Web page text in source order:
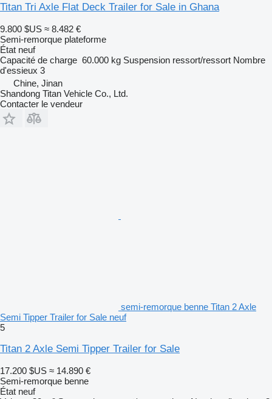
Titan Tri Axle Flat Deck Trailer for Sale in Ghana
9.800 $US ≈ 8.482 €
Semi-remorque plateforme
État neuf
Capacité de charge 60.000 kg Suspension ressort/ressort Nombre
d'essieux 3
Chine, Jinan
Shandong Titan Vehicle Co., Ltd.
Contacter le vendeur
semi-remorque benne Titan 2 Axle
Semi Tipper Trailer for Sale neuf
5
Titan 2 Axle Semi Tipper Trailer for Sale
17.200 $US ≈ 14.890 €
Semi-remorque benne
État neuf